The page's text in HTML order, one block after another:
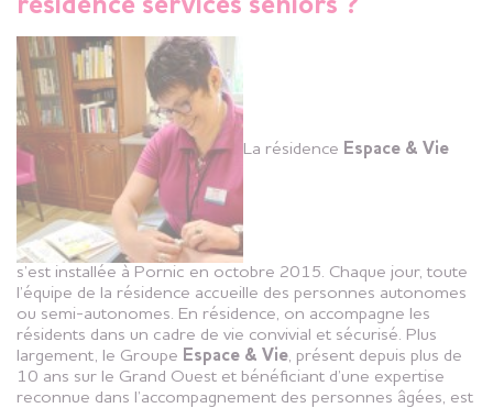
résidence services seniors ?
La résidence Espace & Vie
s’est installée à Pornic en octobre 2015. Chaque jour, toute
l’équipe de la résidence accueille des personnes autonomes
ou semi-autonomes. En résidence, on accompagne les
résidents dans un cadre de vie convivial et sécurisé. Plus
largement, le Groupe Espace & Vie, présent depuis plus de
10 ans sur le Grand Ouest et bénéficiant d’une expertise
reconnue dans l’accompagnement des personnes âgées, est